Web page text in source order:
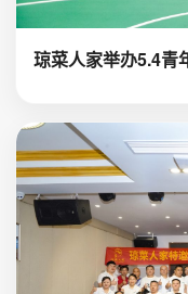
琼菜人家举办5.4青